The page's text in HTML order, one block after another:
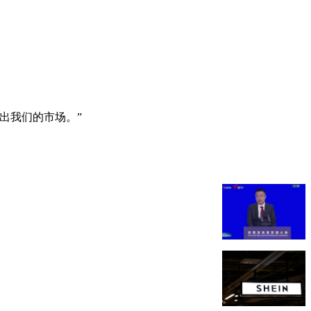
我们的市场。”